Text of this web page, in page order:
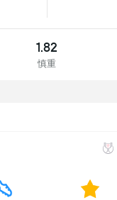
1.82
慎重